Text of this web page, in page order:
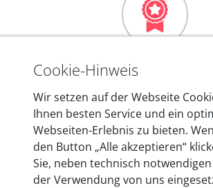
Mehr als 10 Jahre
In den Kfz-Diagnosegeräten von
mehr als 10 Jahre Erfahrung, und
entwickeln wir unsere Produkte
Berlin laufend weiter. Auf diese
heute mehr als 60.000
Unternehmen.
Cookie-Hinweis
Wir setzen auf der Webseite
Ihnen besten Service und ein
Webseiten-Erlebnis zu bieten.
den Button „Alle akzeptieren“
Sie, neben technisch notwendigen
der Verwendung von uns